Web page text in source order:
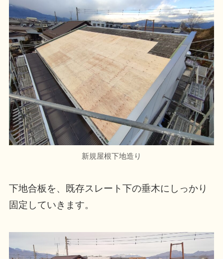
新規屋根下地造り
下地合板を、既存スレート下の垂木にしっかり
固定していきます。